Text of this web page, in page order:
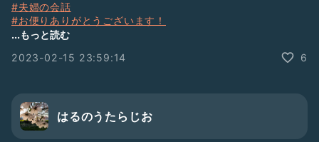
#夫婦の会話
#お便りありがとうございます！
#ポケモンのゲーム
#エンディング曲なしでお届けします
...もっと読む
2023-02-15 23:59:14
6
はるのうたらじお